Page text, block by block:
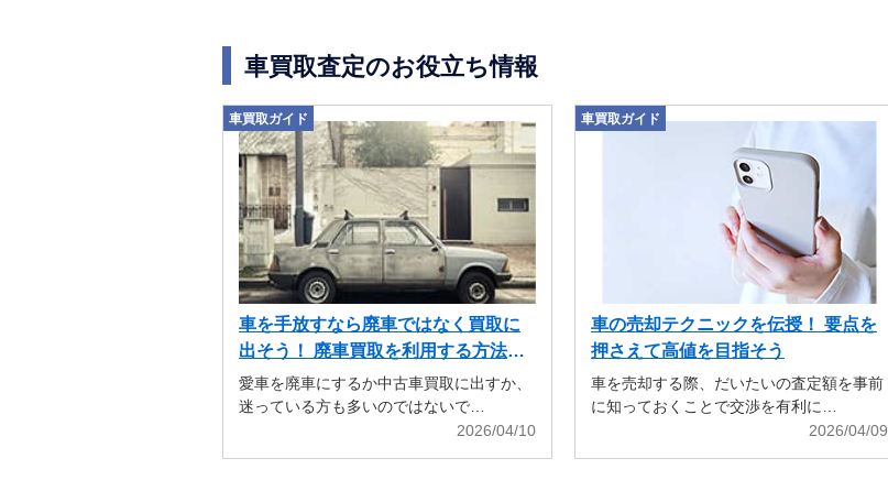
車買取査定のお役立ち情報
車買取ガイド
車を手放すなら廃車ではなく買取に
出そう！ 廃車買取を利用する方法も
解説
愛車を廃車にするか中古車買取に出すか、
迷っている方も多いのではないで…
2026/04/10
車買取ガイド
車の売却テクニックを伝授！ 要点を
押さえて高値を目指そう
車を売却する際、だいたいの査定額を事前
に知っておくことで交渉を有利に…
2026/04/09